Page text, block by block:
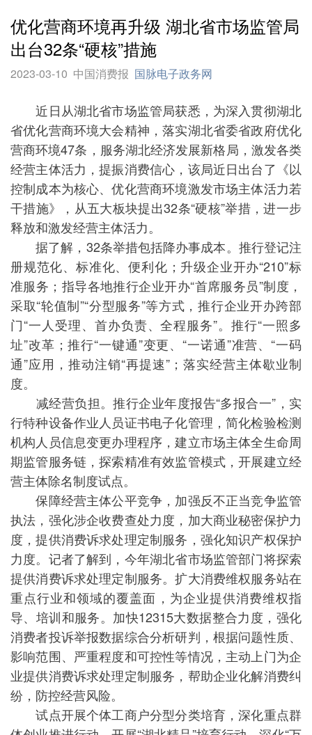
优化营商环境再升级 湖北省市场监管局
出台32条“硬核”措施
2023-03-10 中国消费报 国脉电子政务网
近日从湖北省市场监管局获悉，为深入贯彻湖北
省优化营商环境大会精神，落实湖北省委省政府优化
营商环境47条，服务湖北经济发展新格局，激发各类
经营主体活力，提振消费信心，该局近日出台了《以
控制成本为核心、优化营商环境激发市场主体活力若
干措施》，从五大板块提出32条“硬核”举措，进一步
释放和激发经营主体活力。
据了解，32条举措包括降办事成本。推行登记注
册规范化、标准化、便利化；升级企业开办“210”标
准服务；指导各地推行企业开办“首席服务员”制度，
采取“轮值制”“分型服务”等方式，推行企业开办跨部
门“一人受理、首办负责、全程服务”。推行“一照多
址”改革；推行“一键通”变更、“一诺通”准营、“一码
通”应用，推动注销“再提速”；落实经营主体歇业制
度。
减经营负担。推行企业年度报告“多报合一”，实
行特种设备作业人员证书电子化管理，简化检验检测
机构人员信息变更办理程序，建立市场主体全生命周
期监管服务链，探索精准有效监管模式，开展建立经
营主体除名制度试点。
保障经营主体公平竞争，加强反不正当竞争监管
执法，强化涉企收费查处力度，加大商业秘密保护力
度，提供消费诉求处理定制服务，强化知识产权保护
力度。记者了解到，今年湖北省市场监管部门将探索
提供消费诉求处理定制服务。扩大消费维权服务站在
重点行业和领域的覆盖面，为企业提供消费维权指
导、培训和服务。加快12315大数据整合力度，强化
消费者投诉举报数据综合分析研判，根据问题性质、
影响范围、严重程度和可控性等情况，主动上门为企
业提供消费诉求处理定制服务，帮助企业化解消费纠
纷，防控经营风险。
试点开展个体工商户分型分类培育，深化重点群